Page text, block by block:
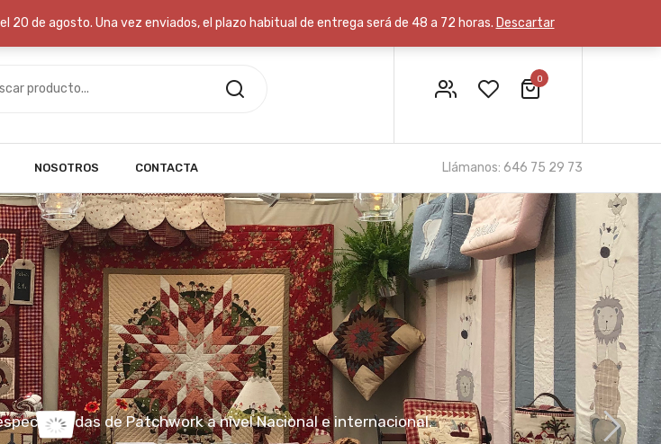
Lista de deseos
0
NOSOTROS CONTACTA Llámanos: 646 75 29 73
de Patchwork a nivel Nacional e internacional.
20 de agosto. Una vez enviados, el plazo habitual de entrega será de 48 a 72 horas. Descartar